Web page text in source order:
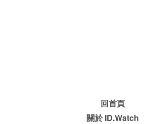
回首頁
關於 ID.Watch